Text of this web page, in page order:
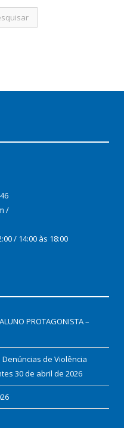
/
/ 14:00 às 18:00
PROTAGONISTA –
Denúncias de Violência
30 de abril de 2026